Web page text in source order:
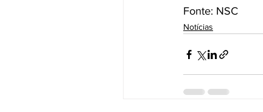
Fonte: NSC
Notícias